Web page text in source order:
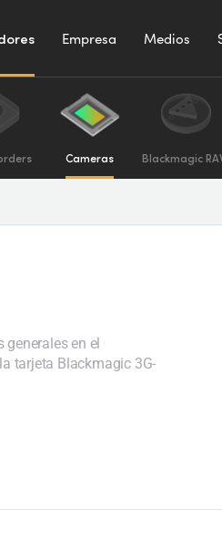
Empresa Medios
Cameras Blackmagic
en el
tarjeta Blackmagic 3G-